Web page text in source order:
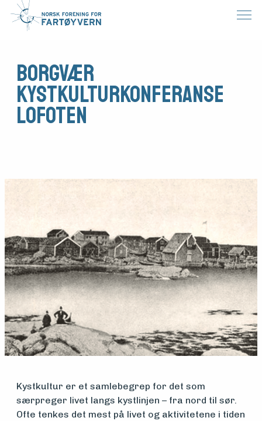
Medlemsfartøy
Søk
midler
Borgvær
kystkulturkonferanse
Lofoten
Kystkultur er et samlebegrep for det som
særpreger livet langs kystlinjen – fra nord til sør.
Ofte tenkes det mest på livet og aktivitetene i tiden